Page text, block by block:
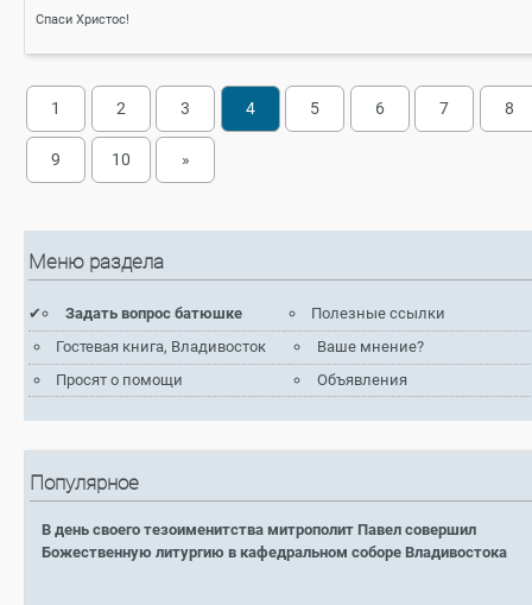
Спаси Христос!
1 2 3 4 5 6 7 8
9 10 »
Меню раздела
Задать вопрос батюшке
Полезные ссылки
Гостевая книга, Владивосток
Ваше мнение?
Просят о помощи
Объявления
Популярное
В день своего тезоименитства митрополит Павел совершил
Божественную литургию в кафедральном соборе Владивостока